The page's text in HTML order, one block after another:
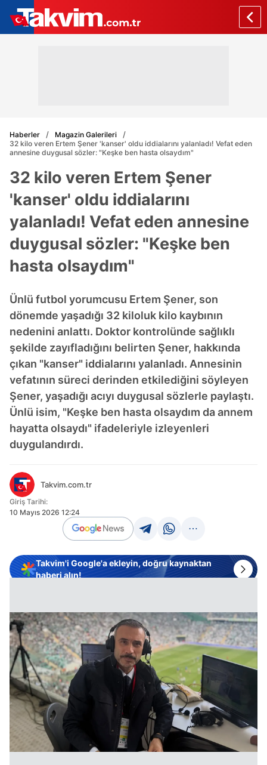
Haberler
Magazin Galerileri
32 kilo veren Ertem Şener 'kanser' oldu iddialarını yalanladı! Vefat eden
annesine duygusal sözler: "Keşke ben hasta olsaydım"
32 kilo veren Ertem Şener
'kanser' oldu iddialarını
yalanladı! Vefat eden annesine
duygusal sözler: "Keşke ben
hasta olsaydım"
Ünlü futbol yorumcusu Ertem Şener, son
dönemde yaşadığı 32 kiloluk kilo kaybının
nedenini anlattı. Doktor kontrolünde sağlıklı
şekilde zayıfladığını belirten Şener, hakkında
çıkan "kanser" iddialarını yalanladı. Annesinin
vefatının süreci derinden etkilediğini söyleyen
Şener, yaşadığı acıyı duygusal sözlerle paylaştı.
Ünlü isim, "Keşke ben hasta olsaydım da annem
hayatta olsaydı" ifadeleriyle izleyenleri
duygulandırdı.
Takvim.com.tr
Giriş Tarihi:
10 Mayıs 2026 12:24
Takvim'i Google'a ekleyin, doğru kaynaktan
haberi alın!